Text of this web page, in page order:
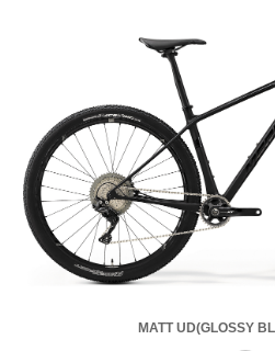
MATT UD(GLOSSY